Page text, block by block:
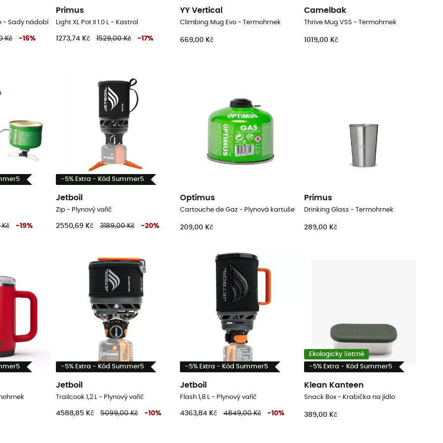
- Sady nádobí
Kč -16%
Primus
Light XL Pot II 1.0 L - Kastrol
1273,74 Kč 1529,00 Kč -17%
YY Vertical
Climbing Mug Evo - Termohrnek
669,00 Kč
Camelbak
Thrive Mug VSS - Termohrnek
1019,00 Kč
-19%
-5% Extra - Kód Summer5
Jetboil
Zip - Plynový vařič
2550,69 Kč 3189,00 Kč -20%
Optimus
Cartouche de Gaz - Plynová kartuše
209,00 Kč
Primus
Drinking Glass - Termohrnek
289,00 Kč
-5% Extra - Kód Summer5
Jetboil
Trailcook 1,2 L - Plynový vařič
4588,85 Kč 5099,00 Kč -10%
-5% Extra - Kód Summer5
Jetboil
Flash 1,8 L - Plynový vařič
4363,84 Kč 4849,00 Kč -10%
Ekologicky šetrné
-5% Extra - Kód Summer5
Klean Kanteen
Snack Box - Krabička na jídlo
389,00 Kč